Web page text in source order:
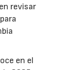
revisar
en el